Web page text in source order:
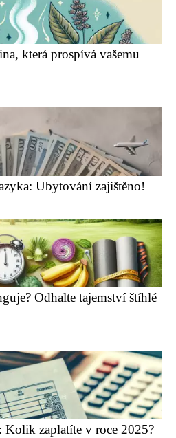
která prospívá vašemu
Ubytování zajištěno!
Odhalte tajemství štíhlé
Kolik zaplatíte v roce 2025?